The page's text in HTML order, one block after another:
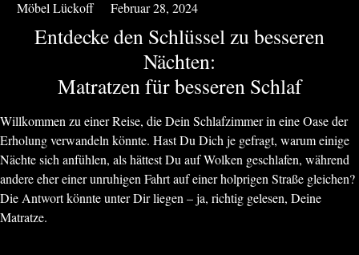
Möbel Lückoff Februar 28, 2024
Entdecke den Schlüssel zu besseren
Nächten:
Matratzen für besseren Schlaf
Willkommen zu einer Reise, die Dein Schlafzimmer in eine Oase der
Erholung verwandeln könnte. Hast Du Dich je gefragt, warum einige
Nächte sich anfühlen, als hättest Du auf Wolken geschlafen, während
andere eher einer unruhigen Fahrt auf einer holprigen Straße gleichen?
Die Antwort könnte unter Dir liegen – ja, richtig gelesen, Deine
Matratze.